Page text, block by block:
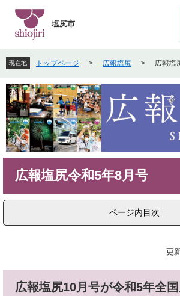
先
頭
で
。
を
飛
ば
て
本
文
へ
塩尻市
現在地 トップページ > 広報塩尻 > 広報塩
広報塩尻令和5年8月号
ページ内目次
更
広報塩尻10月号が令和5年全